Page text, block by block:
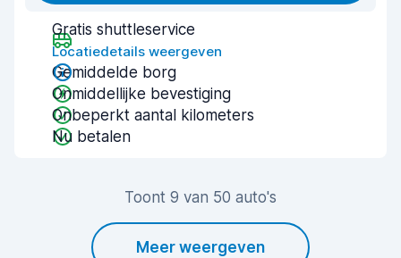
Gratis shuttleservice
Locatiedetails weergeven
Gemiddelde borg
Onmiddellijke bevestiging
Onbeperkt aantal kilometers
Nu betalen
Toont 9 van 50 auto's
Meer weergeven